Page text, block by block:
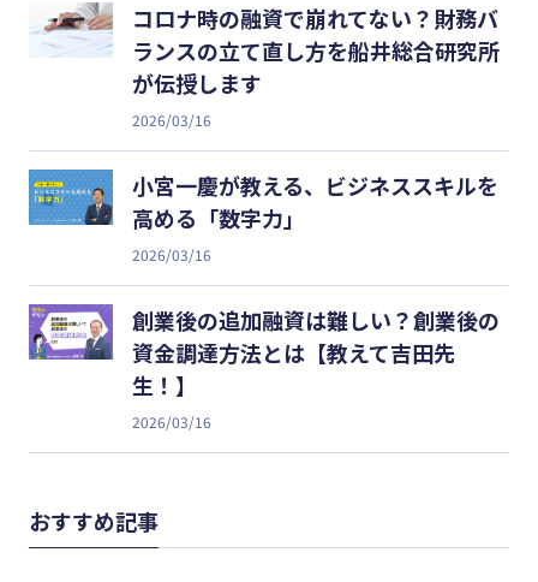
コロナ時の融資で崩れてない？財務バ
ランスの立て直し方を船井総合研究所
が伝授します
2026/03/16
小宮一慶が教える、ビジネススキルを
高める「数字力」
2026/03/16
創業後の追加融資は難しい？創業後の
資金調達方法とは【教えて吉田先
生！】
2026/03/16
おすすめ記事